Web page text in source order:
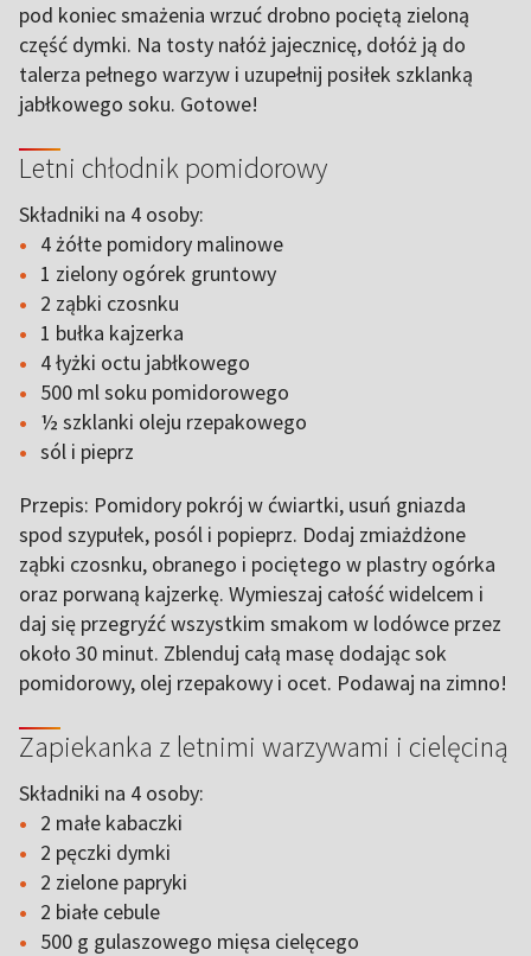
pod koniec smażenia wrzuć drobno pociętą zieloną
część dymki. Na tosty nałóż jajecznicę, dołóż ją do
talerza pełnego warzyw i uzupełnij posiłek szklanką
jabłkowego soku. Gotowe!
Letni chłodnik pomidorowy
Składniki na 4 osoby:
4 żółte pomidory malinowe
1 zielony ogórek gruntowy
2 ząbki czosnku
1 bułka kajzerka
4 łyżki octu jabłkowego
500 ml soku pomidorowego
½ szklanki oleju rzepakowego
sól i pieprz
Przepis: Pomidory pokrój w ćwiartki, usuń gniazda
spod szypułek, posól i popieprz. Dodaj zmiażdżone
ząbki czosnku, obranego i pociętego w plastry ogórka
oraz porwaną kajzerkę. Wymieszaj całość widelcem i
daj się przegryźć wszystkim smakom w lodówce przez
około 30 minut. Zblenduj całą masę dodając sok
pomidorowy, olej rzepakowy i ocet. Podawaj na zimno!
Zapiekanka z letnimi warzywami i cielęciną
Składniki na 4 osoby:
2 małe kabaczki
2 pęczki dymki
2 zielone papryki
2 białe cebule
500 g gulaszowego mięsa cielęcego